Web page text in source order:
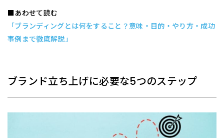
■あわせて読む
「ブランディングとは何をすること？意味・目的・やり方・成功
事例まで徹底解説」
ブランド立ち上げに必要な5つのステップ